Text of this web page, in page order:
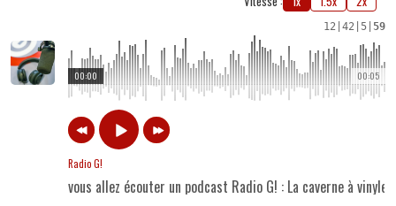
12 42 5 59
00:05
00:00
Radio G!
vous allez écouter un podcast Radio G! : La caverne à